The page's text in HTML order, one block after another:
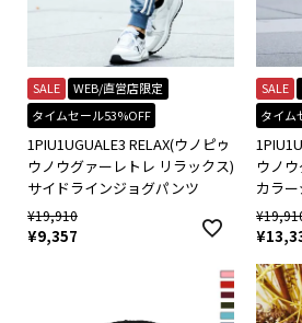
SALE
WEB/直営店限定
タイムセール53%OFF
1PIU1UGUALE3 RELAX(ウノピゥ
ウノウグァーレトレ リラックス)
サイドラインジョグパンツ
¥19,910
¥9,357
SALE
タイム
ウノ
カラ
¥
¥